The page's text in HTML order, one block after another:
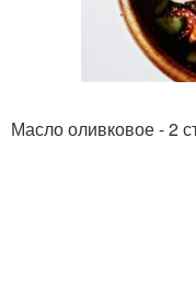
Масло оливковое - 2